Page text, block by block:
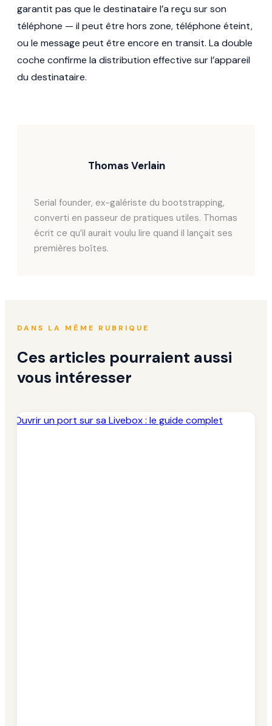
garantit pas que le destinataire l’a reçu sur son
téléphone — il peut être hors zone, téléphone éteint,
ou le message peut être encore en transit. La double
coche confirme la distribution effective sur l’appareil
du destinataire.
Thomas Verlain
Serial founder, ex-galériste du bootstrapping,
converti en passeur de pratiques utiles. Thomas
écrit ce qu’il aurait voulu lire quand il lançait ses
premières boîtes.
DANS LA MÊME RUBRIQUE
Ces articles pourraient aussi
vous intéresser